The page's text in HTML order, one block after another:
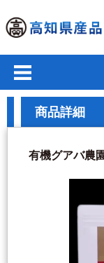
商品詳細
有機グアバ農